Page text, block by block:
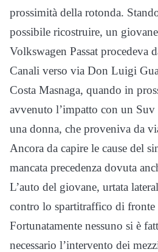
prossimità della rotonda.
possibile ricostruire, un
Volkswagen Passat procedeva
Canali verso via Don Luigi
Costa Masnaga, quando in
avvenuto l’impatto con un Suv
una donna, che proveniva da
Ancora da capire le cause del
mancata precedenza dovuta
L’auto del giovane, urtata
contro lo spartitraffico di fronte
Fortunatamente nessuno si è
necessario l’intervento dei